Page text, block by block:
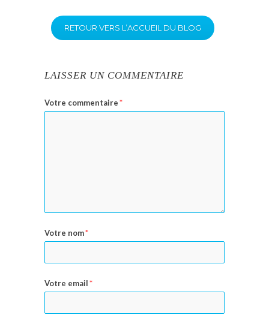
RETOUR VERS L’ACCUEIL DU BLOG
LAISSER UN COMMENTAIRE
Votre commentaire*
Votre nom*
Votre email*